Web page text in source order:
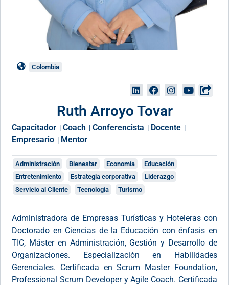
Colombia
Ruth Arroyo Tovar
Capacitador | Coach | Conferencista | Docente |
Empresario | Mentor
Administración Bienestar Economía
Educación
Entretenimiento
Estrategia corporativa
Liderazgo
Servicio al Cliente
Tecnología Turismo
Administradora de Empresas Turísticas y Hoteleras con
Doctorado en Ciencias de la Educación con énfasis en
TIC, Máster en Administración, Gestión y Desarrollo de
Organizaciones. Especialización en Habilidades
Gerenciales. Certificada en Scrum Master Foundation,
Professional Scrum Developer y Agile Coach. Certificada